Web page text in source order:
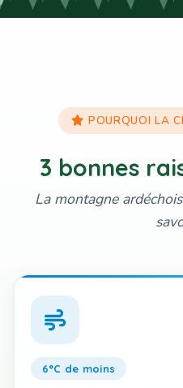
POURQUOI LA
3 bonnes
La montagne
6°C de moins